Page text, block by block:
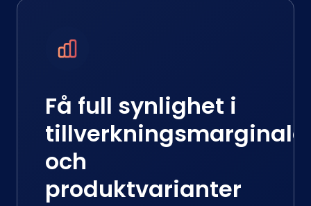
Få full synlighet i
och
produktvarianter